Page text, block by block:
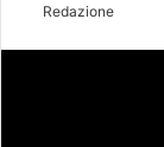
Redazione